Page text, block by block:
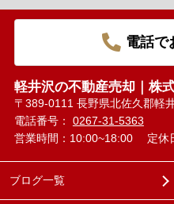
電話で
軽井沢の不動産売却｜株
〒389-0111 長野県北佐久郡軽
電話番号： 0267-31-5363
営業時間：10:00~18:00
定休
ブログ一覧